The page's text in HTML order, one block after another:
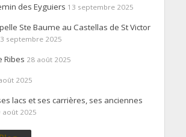
des Eyguiers 13 septembre 2025
Ste Baume au Castellas de St Victor
3 septembre 2025
Ribes 28 août 2025
2025
lacs et ses carrières, ses anciennes
août 2025